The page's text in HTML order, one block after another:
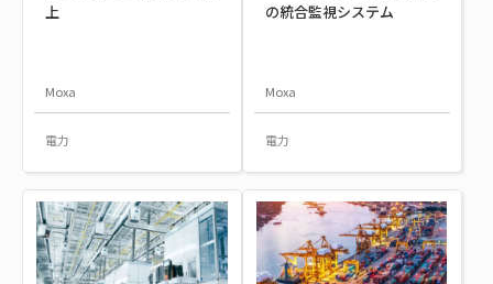
上
Moxa
電力
の統合監視システム
Moxa
電力